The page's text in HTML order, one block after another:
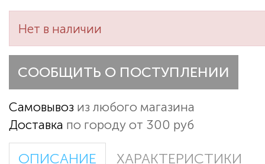
Нет в наличии
СООБЩИТЬ О ПОСТУПЛЕНИИ
Самовывоз из любого магазина
Доставка по городу от 300 руб
ОПИСАНИЕ ХАРАКТЕРИСТИКИ